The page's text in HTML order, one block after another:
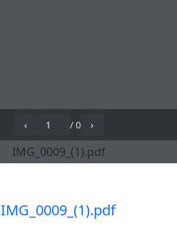
IMG_0009_(1).pdf